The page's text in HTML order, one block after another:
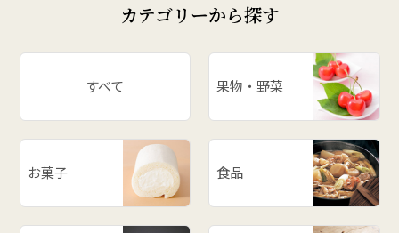
カテゴリーから探す
すべて 果物・野菜
お菓子 食品